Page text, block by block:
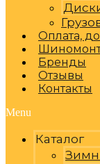
Оплата,
Бренды
Отзывы
Контакты
Menu
Каталог